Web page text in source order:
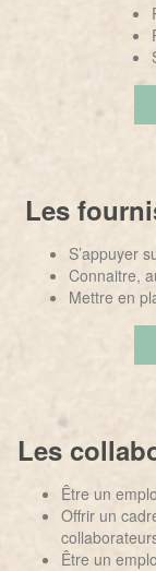
Les
S’appuyer
Connaitre,
Mettre en
Les
Être un
Offrir un
Être un